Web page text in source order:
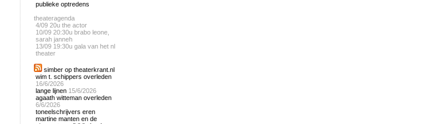
publieke optredens
theateragenda
4/09 20u the actor
10/09 20:30u brabo leone,
sarah janneh
13/09 19:30u gala van het nl
theater
simber op theaterkrant.nl
wim t. schippers overleden
16/6/2026
lange lijnen 15/6/2026
agaath witteman overleden
6/6/2026
toneelschrijvers eren
martine manten en de